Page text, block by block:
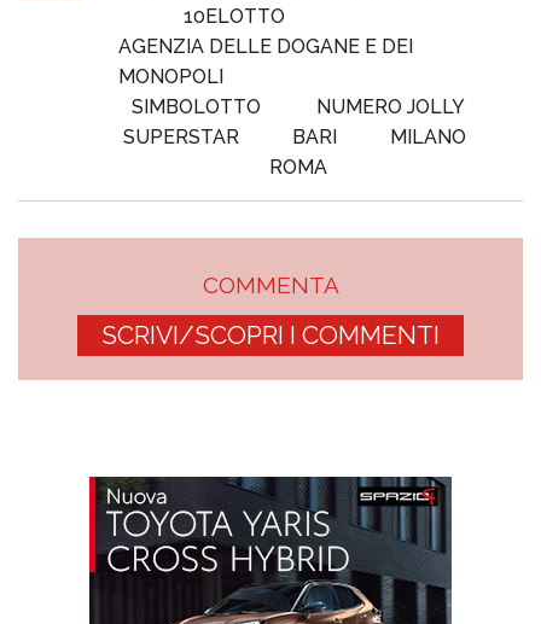
10ELOTTO
AGENZIA DELLE DOGANE E DEI
MONOPOLI
SIMBOLOTTO
NUMERO JOLLY
SUPERSTAR
BARI
MILANO
ROMA
COMMENTA
SCRIVI/SCOPRI I COMMENTI